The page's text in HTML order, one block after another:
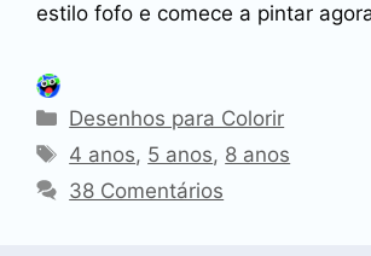
estilo fofo e comece a pintar
Categorias
Desenhos para Colorir
Tags
4 anos, 5 anos, 8 anos
38 Comentários